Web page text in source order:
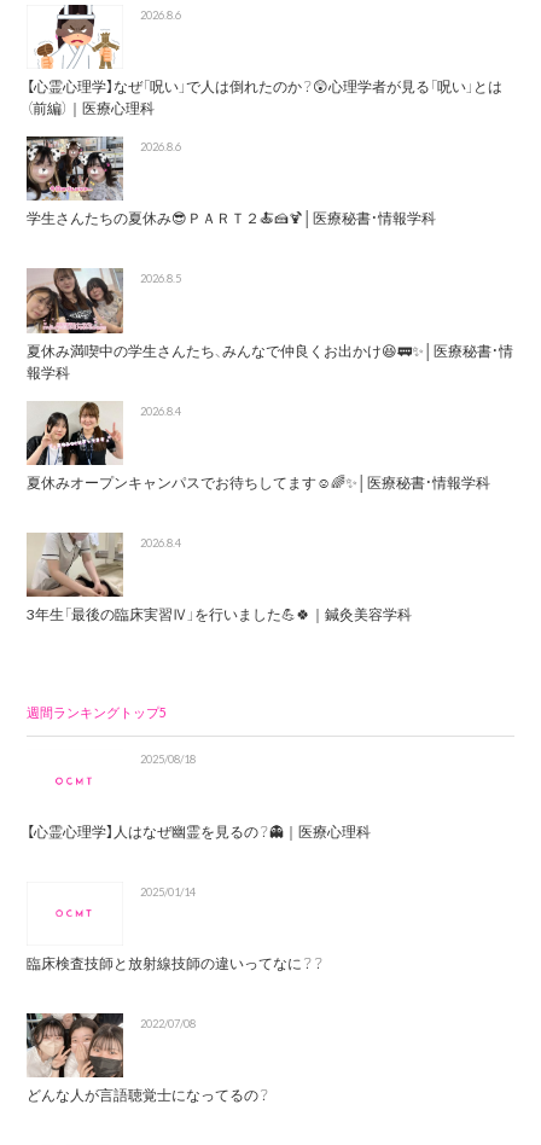
2026.8.6
【心霊心理学】なぜ「呪い」で人は倒れたのか？😲心理学者が見る「呪い」とは
（前編）｜医療心理科
2026.8.6
学生さんたちの夏休み😎ＰＡＲＴ２🍝🍰🍹│医療秘書・情報学科
2026.8.5
夏休み満喫中の学生さんたち、みんなで仲良くお出かけ😆🚃✨│医療秘書・情
報学科
2026.8.4
夏休みオープンキャンパスでお待ちしてます☺️🌈✨│医療秘書・情報学科
2026.8.4
3年生「最後の臨床実習Ⅳ」を行いました💪🍀｜鍼灸美容学科
週間ランキングトップ5
2025/08/18
【心霊心理学】人はなぜ幽霊を見るの？👻｜医療心理科
2025/01/14
臨床検査技師と放射線技師の違いってなに？？
2022/07/08
どんな人が言語聴覚士になってるの？